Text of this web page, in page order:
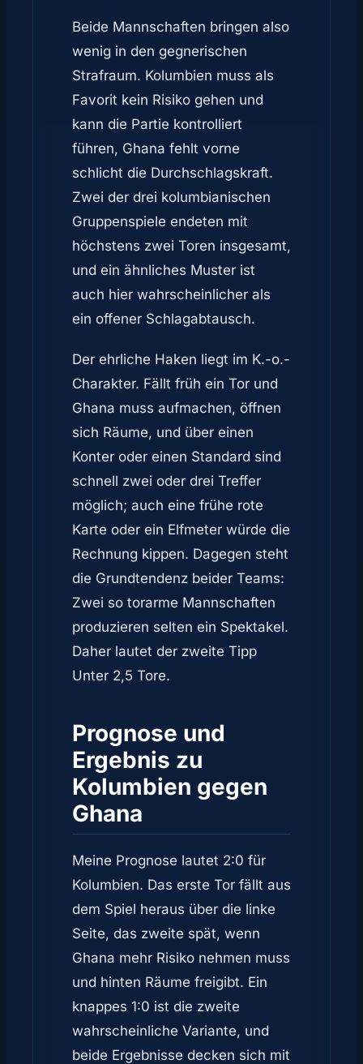
Beide Mannschaften bringen also
wenig in den gegnerischen
Strafraum. Kolumbien muss als
Favorit kein Risiko gehen und
kann die Partie kontrolliert
führen, Ghana fehlt vorne
schlicht die Durchschlagskraft.
Zwei der drei kolumbianischen
Gruppenspiele endeten mit
höchstens zwei Toren insgesamt,
und ein ähnliches Muster ist
auch hier wahrscheinlicher als
ein offener Schlagabtausch.
Der ehrliche Haken liegt im K.-o.-
Charakter. Fällt früh ein Tor und
Ghana muss aufmachen, öffnen
sich Räume, und über einen
Konter oder einen Standard sind
schnell zwei oder drei Treffer
möglich; auch eine frühe rote
Karte oder ein Elfmeter würde die
Rechnung kippen. Dagegen steht
die Grundtendenz beider Teams:
Zwei so torarme Mannschaften
produzieren selten ein Spektakel.
Daher lautet der zweite Tipp
Unter 2,5 Tore.
Prognose und
Ergebnis zu
Kolumbien gegen
Ghana
Meine Prognose lautet 2:0 für
Kolumbien. Das erste Tor fällt aus
dem Spiel heraus über die linke
Seite, das zweite spät, wenn
Ghana mehr Risiko nehmen muss
und hinten Räume freigibt. Ein
knappes 1:0 ist die zweite
wahrscheinliche Variante, und
beide Ergebnisse decken sich mit